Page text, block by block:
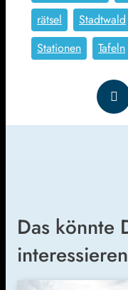
rätsel
Stadtwald
Stationen
Tafeln
Das könnte
interessieren